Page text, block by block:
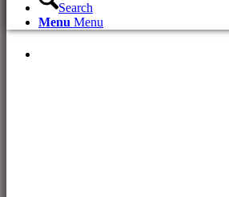
Search
Menu Menu